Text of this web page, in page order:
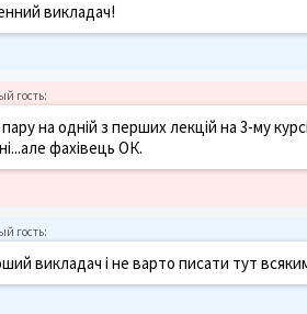
викладач!
на одній з перших лекцій на 3-му
фахівець ОК.
викладач і не варто писати тут